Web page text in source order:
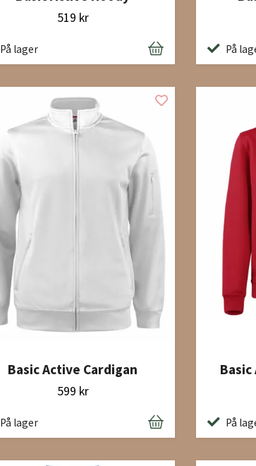
519 kr
På lager På
Basic Active Cardigan
599 kr
På lager På